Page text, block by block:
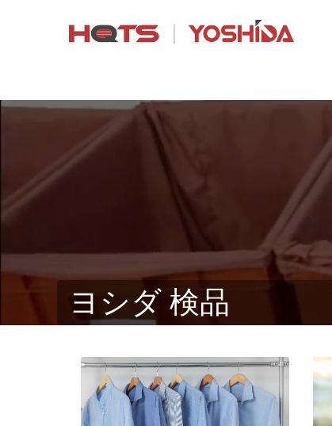
ヨシダ 検品